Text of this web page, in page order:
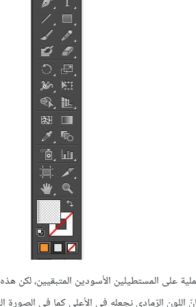
على المستطيلين الأسودين المتبقيين، لكن هذه
الرّمادي نجعله في الأعلى كما في الصورة